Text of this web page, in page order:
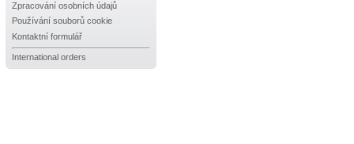
Zpracování osobních údajů
Používání souborů cookie
Kontaktní formulář
International orders